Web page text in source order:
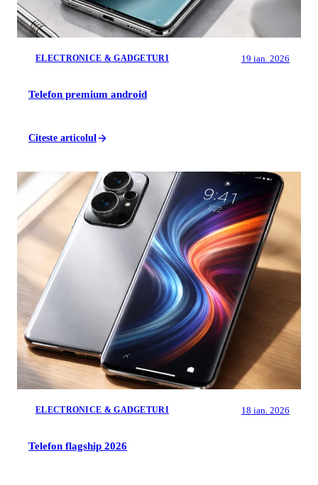
ELECTRONICE & GADGETURI 19 ian. 2026
Telefon premium android
Citeste articolul
ELECTRONICE & GADGETURI 18 ian. 2026
Telefon flagship 2026